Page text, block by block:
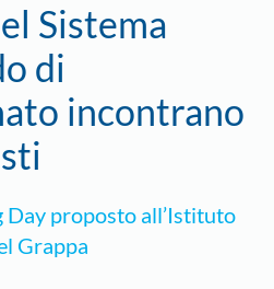
Sistema
di
incontrano
proposto all’Istituto
Grappa